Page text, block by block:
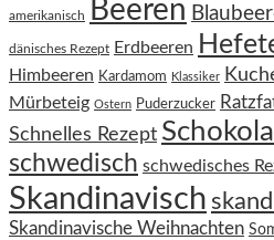
amerikanisch Beeren
dänisches Rezept Erdbeeren
Himbeeren Kardamom Klassiker
Mürbeteig Ostern Puderzucker
Schnelles Rezept
schwedisch schwedisches
Skandinavisch
Skandinavische Weihnachten